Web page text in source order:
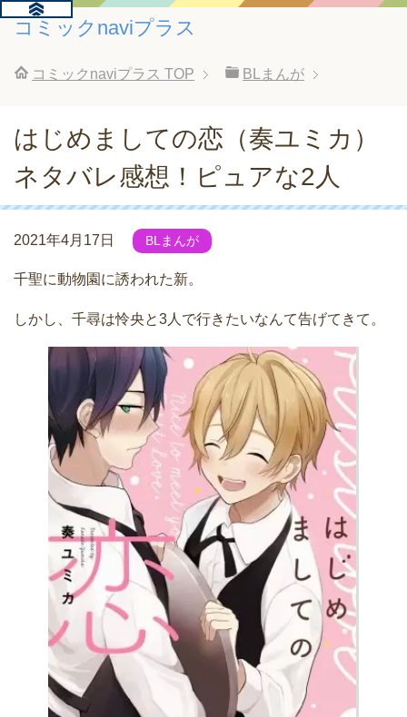
コミックnaviプラス
コミックnaviプラス TOP BLまんが
はじめましての恋（奏ユミカ）
ネタバレ感想！ピュアな2人
2021年4月17日 BLまんが
千聖に動物園に誘われた新。
しかし、千尋は怜央と3人で行きたいなんて告げてきて。